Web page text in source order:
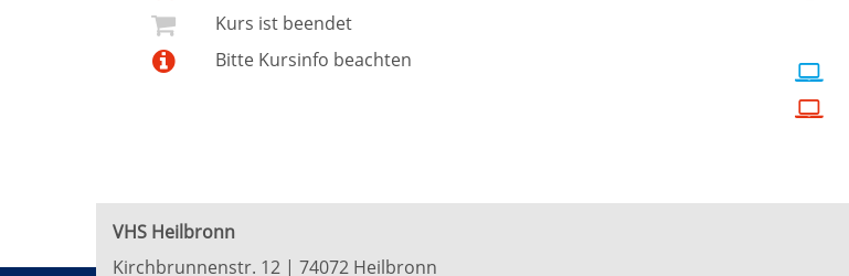
Kurs ist beendet
Bitte Kursinfo beachten
VHS Heilbronn
Kirchbrunnenstr. 12 | 74072 Heilbronn